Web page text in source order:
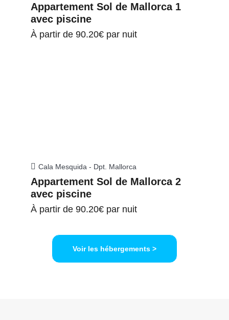
Appartement Sol de Mallorca 1
avec piscine
À partir de 90.20€ par nuit
Cala Mesquida - Dpt. Mallorca
Appartement Sol de Mallorca 2
avec piscine
À partir de 90.20€ par nuit
Voir les hébergements >